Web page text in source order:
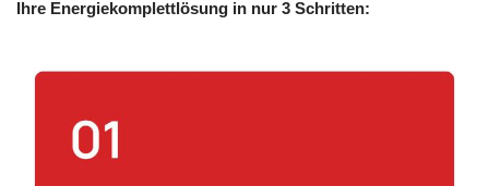
Ihre Energiekomplettlösung in nur 3 Schritten: